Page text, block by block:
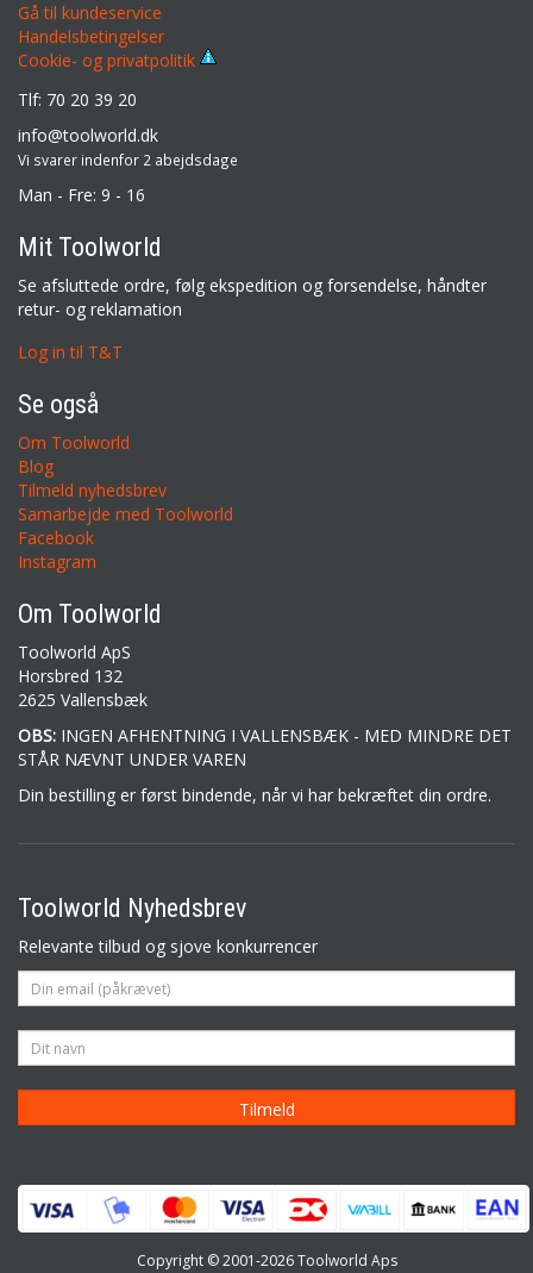
Gå til kundeservice
Handelsbetingelser
Cookie- og privatpolitik
Tlf: 70 20 39 20
info@toolworld.dk
Vi svarer indenfor 2 abejdsdage
Man - Fre: 9 - 16
Mit Toolworld
Se afsluttede ordre, følg ekspedition og forsendelse, håndter
retur- og reklamation
Log in til T&T
Se også
Om Toolworld
Blog
Tilmeld nyhedsbrev
Samarbejde med Toolworld
Facebook
Instagram
Om Toolworld
Toolworld ApS
Horsbred 132
2625 Vallensbæk
OBS: INGEN AFHENTNING I VALLENSBÆK - MED MINDRE DET
STÅR NÆVNT UNDER VAREN
Din bestilling er først bindende, når vi har bekræftet din ordre.
Toolworld Nyhedsbrev
Relevante tilbud og sjove konkurrencer
Copyright © 2001-2026 Toolworld Aps